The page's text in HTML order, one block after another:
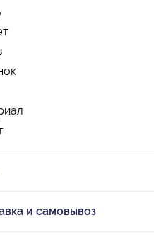
и самовывоз